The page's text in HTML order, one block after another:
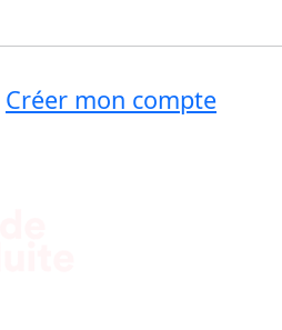
Créer mon compte